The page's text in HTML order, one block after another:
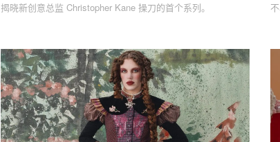
揭晓新创意总监 Christopher Kane 操刀的首个系列。